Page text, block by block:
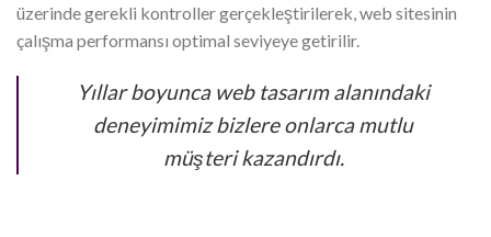
üzerinde gerekli kontroller gerçekleştirilerek, web sitesinin
çalışma performansı optimal seviyeye getirilir.
Yıllar boyunca web tasarım alanındaki
deneyimimiz bizlere onlarca mutlu
müşteri kazandırdı.